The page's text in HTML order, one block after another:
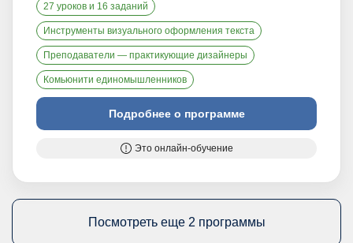
27 уроков и 16 заданий
Инструменты визуального оформления текста
Преподаватели — практикующие дизайнеры
Комьюнити единомышленников
Подробнее о программе
Это онлайн-обучение
Посмотреть еще 2 программы